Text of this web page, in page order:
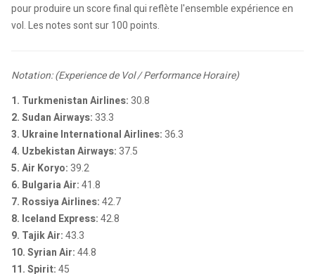
pour produire un score final qui reflète l'ensemble expérience en
vol. Les notes sont sur 100 points.
Notation: (Experience de Vol / Performance Horaire)
1. Turkmenistan Airlines:30.8
2. Sudan Airways:33.3
3. Ukraine International Airlines:36.3
4. Uzbekistan Airways:37.5
5. Air Koryo:39.2
6. Bulgaria Air:41.8
7. Rossiya Airlines:42.7
8. Iceland Express:42.8
9. Tajik Air:43.3
10. Syrian Air:44.8
11. Spirit:45